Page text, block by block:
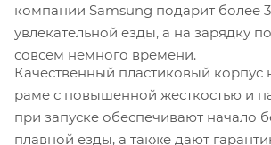
компании Samsung подарит более
увлекательной езды, а на зарядку
совсем немного времени.
Качественный пластиковый корпус
раме с повышенной жесткостью и
при запуске обеспечивают начало
плавной езды, а также дают